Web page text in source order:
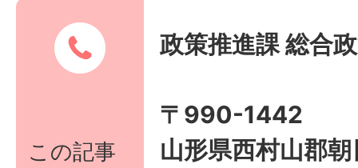
この記事
政策推進課 総合
〒990-1442
山形県西村山郡